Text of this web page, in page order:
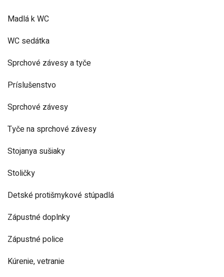
Madlá k WC
WC sedátka
Sprchové závesy a tyče
Príslušenstvo
Sprchové závesy
Tyče na sprchové závesy
Stojanya sušiaky
Stoličky
Detské protišmykové stúpadlá
Zápustné doplnky
Zápustné police
Kúrenie, vetranie